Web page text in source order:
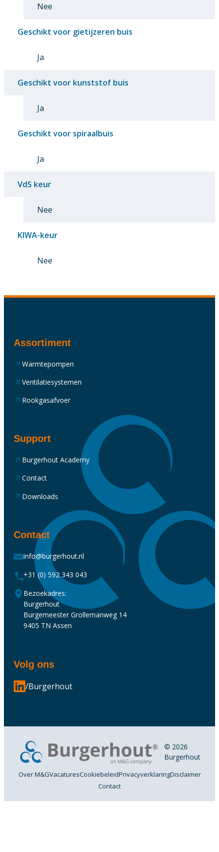
Nee
Geschikt voor gietijzeren buis
Ja
Geschikt voor kunststof buis
Ja
Geschikt voor spiraalbuis
Ja
VdS keur
Nee
KIWA-keur
Nee
Assortiment
Warmtepompen
Ventilatiesystemen
Rookgasafvoer
Support
Burgerhout Academy
Contact
Downloads
Contact
info@burgerhout.nl
+31 (0) 592 343 043
Bezoekadres:
Burgerhout
Burgemeester Grollemanweg 14
9405 TN Assen
Volg ons
/Burgerhout
© 2026
Burgerhout
Over M&GVacaturesCookiebeleidPrivacyverklaringDisclaimer
Contact